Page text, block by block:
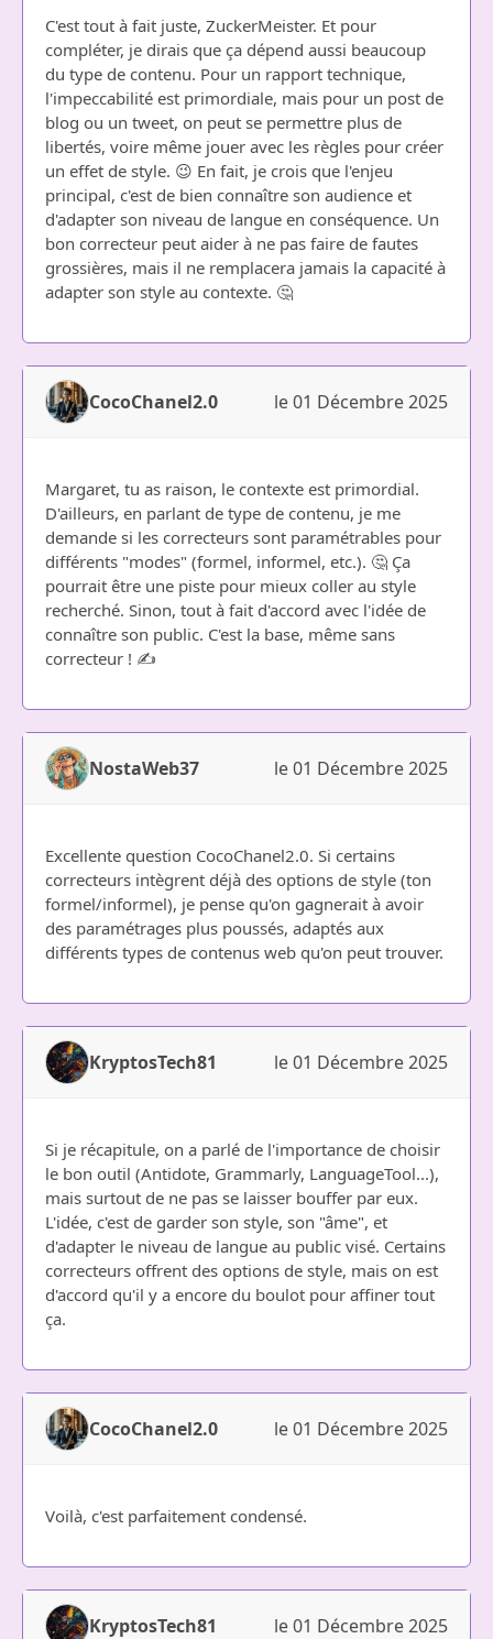
C'est tout à fait juste, ZuckerMeister. Et pour
compléter, je dirais que ça dépend aussi beaucoup
du type de contenu. Pour un rapport technique,
l'impeccabilité est primordiale, mais pour un post de
blog ou un tweet, on peut se permettre plus de
libertés, voire même jouer avec les règles pour créer
un effet de style. 😉 En fait, je crois que l'enjeu
principal, c'est de bien connaître son audience et
d'adapter son niveau de langue en conséquence. Un
bon correcteur peut aider à ne pas faire de fautes
grossières, mais il ne remplacera jamais la capacité à
adapter son style au contexte. 🤔
CocoChanel2.0 le 01 Décembre 2025
Margaret, tu as raison, le contexte est primordial.
D'ailleurs, en parlant de type de contenu, je me
demande si les correcteurs sont paramétrables pour
différents "modes" (formel, informel, etc.). 🤔 Ça
pourrait être une piste pour mieux coller au style
recherché. Sinon, tout à fait d'accord avec l'idée de
connaître son public. C'est la base, même sans
correcteur ! ✍️
NostaWeb37 le 01 Décembre 2025
Excellente question CocoChanel2.0. Si certains
correcteurs intègrent déjà des options de style (ton
formel/informel), je pense qu'on gagnerait à avoir
des paramétrages plus poussés, adaptés aux
différents types de contenus web qu'on peut trouver.
KryptosTech81 le 01 Décembre 2025
Si je récapitule, on a parlé de l'importance de choisir
le bon outil (Antidote, Grammarly, LanguageTool...),
mais surtout de ne pas se laisser bouffer par eux.
L'idée, c'est de garder son style, son "âme", et
d'adapter le niveau de langue au public visé. Certains
correcteurs offrent des options de style, mais on est
d'accord qu'il y a encore du boulot pour affiner tout
ça.
CocoChanel2.0 le 01 Décembre 2025
Voilà, c'est parfaitement condensé.
KryptosTech81 le 01 Décembre 2025